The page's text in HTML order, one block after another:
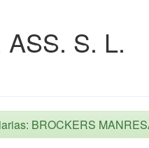
S. L.
BROCKERS